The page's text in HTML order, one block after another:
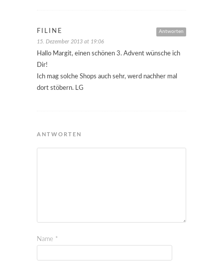
Antworten
FILINE
15. Dezember 2013 at 19:06
Hallo Margit, einen schönen 3. Advent wünsche ich
Dir!
Ich mag solche Shops auch sehr, werd nachher mal
dort stöbern. LG
ANTWORTEN
Name *